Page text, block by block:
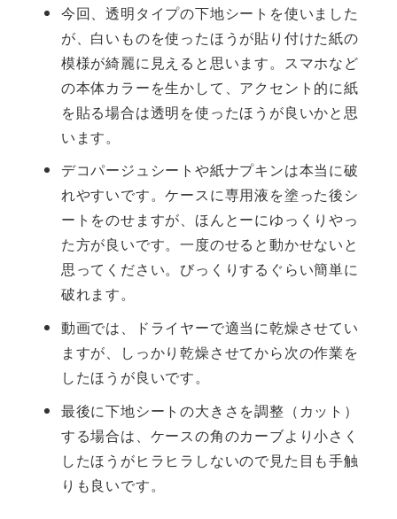
今回、透明タイプの下地シートを使いました
が、白いものを使ったほうが貼り付けた紙の
模様が綺麗に見えると思います。スマホなど
の本体カラーを生かして、アクセント的に紙
を貼る場合は透明を使ったほうが良いかと思
います。
デコパージュシートや紙ナプキンは本当に破
れやすいです。ケースに専用液を塗った後シ
ートをのせますが、ほんとーにゆっくりやっ
た方が良いです。一度のせると動かせないと
思ってください。びっくりするぐらい簡単に
破れます。
動画では、ドライヤーで適当に乾燥させてい
ますが、しっかり乾燥させてから次の作業を
したほうが良いです。
最後に下地シートの大きさを調整（カット）
する場合は、ケースの角のカーブより小さく
したほうがヒラヒラしないので見た目も手触
りも良いです。